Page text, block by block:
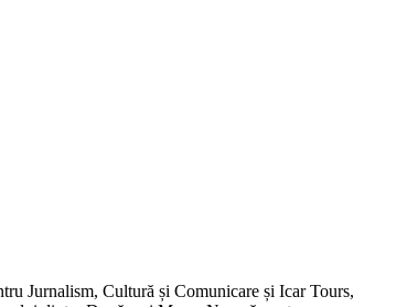
Jurnalism, Cultură și Comunicare și Icar Tours,